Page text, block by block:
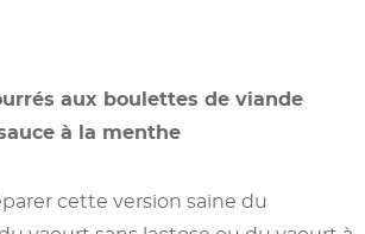
aux boulettes de viande
à la menthe
cette version saine du